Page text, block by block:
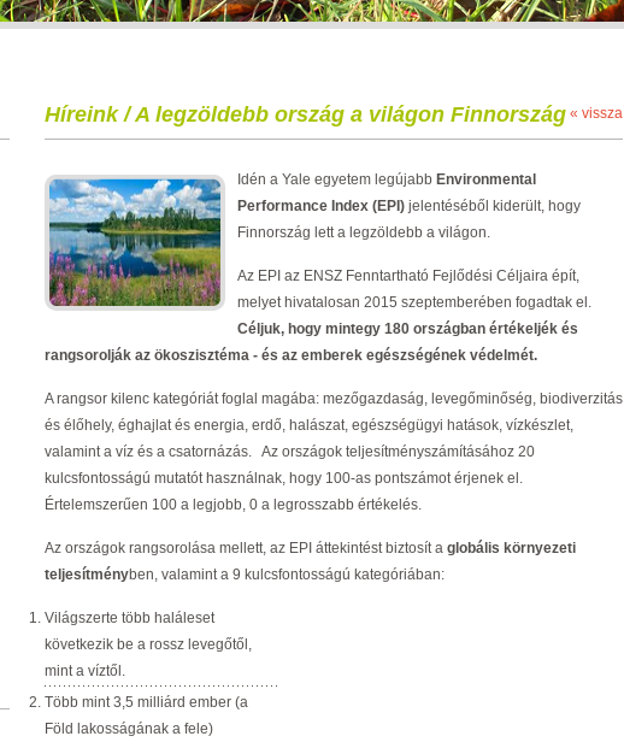
« vissza
Híreink / A legzöldebb ország a világon Finnország
Idén a Yale egyetem legújabb Environmental
Performance Index (EPI) jelentéséből kiderült, hogy
Finnország lett a legzöldebb a világon.
Az EPI az ENSZ Fenntartható Fejlődési Céljaira épít,
melyet hivatalosan 2015 szeptemberében fogadtak el.
Céljuk, hogy mintegy 180 országban értékeljék és
rangsorolják az ökoszisztéma - és az emberek egészségének védelmét.
A rangsor kilenc kategóriát foglal magába: mezőgazdaság, levegőminőség, biodiverzitás
és élőhely, éghajlat és energia, erdő, halászat, egészségügyi hatások, vízkészlet,
valamint a víz és a csatornázás. Az országok teljesítményszámításához 20
kulcsfontosságú mutatót használnak, hogy 100-as pontszámot érjenek el.
Értelemszerűen 100 a legjobb, 0 a legrosszabb értékelés.
Az országok rangsorolása mellett, az EPI áttekintést biztosít a globális környezeti
teljesítményben, valamint a 9 kulcsfontosságú kategóriában:
Világszerte több haláleset
következik be a rossz levegőtől,
mint a víztől.
Több mint 3,5 milliárd ember (a
Föld lakosságának a fele)